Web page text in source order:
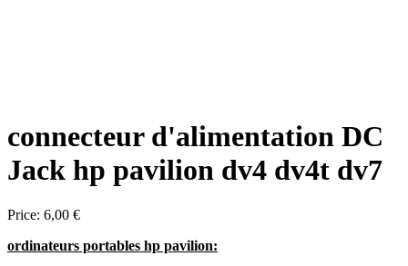
connecteur d'alimentation DC
Jack hp pavilion dv4 dv4t dv7
Price: 6,00 €
ordinateurs portables hp pavilion: